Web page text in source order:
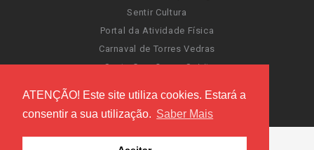
ATENÇÃO! Este site utiliza cookies. Estará a
consentir a sua utilização. Saber Mais
Sentir Cultura
Portal da Atividade Física
Carnaval de Torres Vedras
Santa Cruz Ocean Spirit